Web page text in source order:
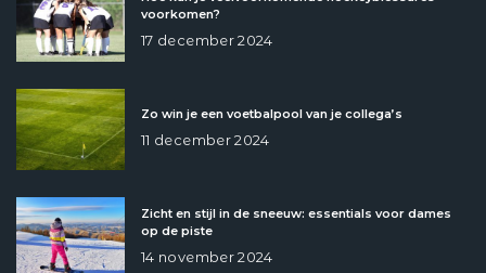
voorkomen?
17 december 2024
Zo win je een voetbalpool van je collega’s
11 december 2024
Zicht en stijl in de sneeuw: essentials voor dames
op de piste
14 november 2024